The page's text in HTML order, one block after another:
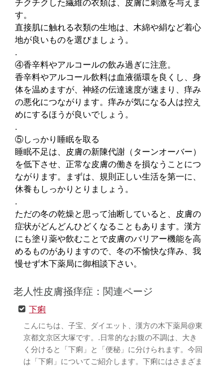
チクチクした繊維の衣類は、皮膚に刺激を与えま
す。
直接肌に触れる衣類の生地は、木綿や絹など着心
地が良いものを選びましょう。
.
④香辛料やアルコールの飲み過ぎに注意。
香辛料やアルコール飲料は血液循環を良くし、身
体を温めますが、神経の伝達速度が速まり、痒み
の悪化につながります。痒みが気になる人は控え
めにするほうが良いでしょう。
.
⑤しっかり睡眠を取る
睡眠不足は、皮膚の新陳代謝（ターンオーバー）
を低下させ、正常な皮膚の働きを損なうことにつ
ながります。まずは、規則正しい生活を第一に、
休養もしっかりとりましょう。
.
ただの冬の乾燥と思って油断していると、皮膚の
症状がどんどんひどくなることもあります。漢方
にも塗り薬や飲むことで皮膚のバリアー機能を高
めるものがありますので、冬の不愉快な痒み、我
慢せず木下薬局に御相談下さい。
老人性皮膚掻痒症：関連ページ
下痢
こんにちは、子宝、ダイエット、漢方の木下薬局@東
京都文京区大塚です。.日常的なお腹の不調は、大き
く分けると「下痢」と「便秘」に分けられます。今回
は「下痢」についてご紹介します。下痢にはさまざま